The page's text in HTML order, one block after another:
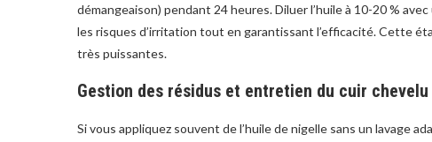
démangeaison) pendant 24 heures. Diluer l’huile à 10-20 %
les risques d’irritation tout en garantissant l’efficacité. Cette
très puissantes.
Gestion des résidus et entretien du cuir chevelu
Si vous appliquez souvent de l’huile de nigelle sans un lavage